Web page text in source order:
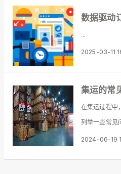
数据驱动
...
2025-03-11
集运的常
在集运过程中
列举一些常见
2024-06-19